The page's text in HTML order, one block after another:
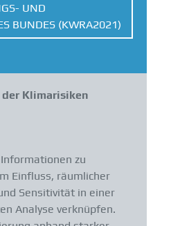
UND
BUNDES (KWRA2021)
der Klimarisiken
zu
Einfluss, räumlicher
Sensitivität in einer
Analyse verknüpfen.